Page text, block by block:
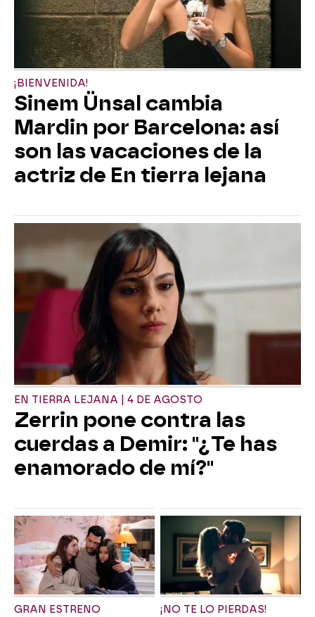
¡BIENVENIDA!
Sinem Ünsal cambia
Mardin por Barcelona: así
son las vacaciones de la
actriz de En tierra lejana
EN TIERRA LEJANA | 4 DE AGOSTO
Zerrin pone contra las
cuerdas a Demir: "¿Te has
enamorado de mí?"
GRAN ESTRENO ¡NO TE LO PIERDAS!